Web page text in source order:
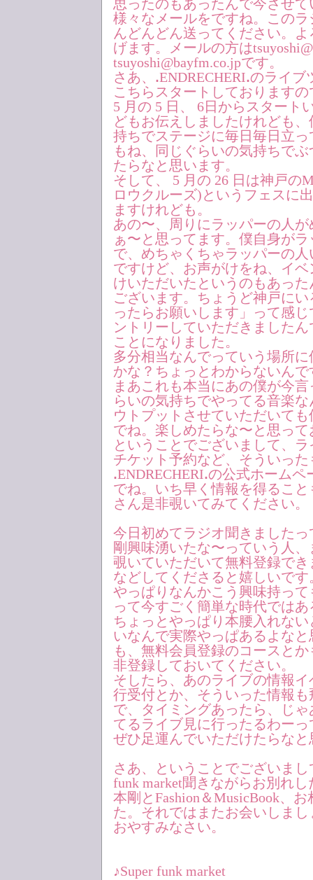
思ったのもあったんで今させ
様々なメールをですね。この
んどんどん送ってください。
げます。メールの方は
tsuyoshi@bayfm.co.jpです。
さあ、ꓸENDRECHERIꓸのライ
こちらスタートしておりますの
5 月の 5 日、 6日からスタート
どもお伝えしましたけれども
持ちでステージに毎日毎日立
もね、同じぐらいの気持ちで
たらなと思います。
そして、 5 月の 26 日は神戸の
ロウクルーズ)というフェスに
ますけれども。
あの〜、周りにラッパーの人
ぁ〜と思ってます。僕自身が
で、めちゃくちゃラッパーの
ですけど、お声がけをね、イ
けいただいたというのもあっ
ございます。ちょうど神戸に
ったらお願いします」って感
ントリーしていただきました
ことになりました。
多分相当なんでっていう場所
かな？ちょっとわからないん
まあこれも本当にあの僕が今
らいの気持ちでやってる音楽
ウトプットさせていただいて
でね。楽しめたらな〜と思っ
ということでございまして、
チケット予約など、そういっ
ꓸENDRECHERIꓸの公式ホーム
でね。いち早く情報を得るこ
さん是非覗いてみてください。
今日初めてラジオ聞きました
剛興味湧いたな〜っていう人
覗いていただいて無料登録で
などしてくださると嬉しいです
やっぱりなんかこう興味持っ
って今すごく簡単な時代では
ちょっとやっぱり本腰入れな
いなんで実際やっぱあるよな
も、無料会員登録のコースと
非登録しておいてください。
そしたら、あのライブの情報
行受付とか、そういった情報
で、タイミングあったら、じ
てるライブ見に行ったるわー
ぜひ足運んでいただけたらな
さあ、ということでございまし
funk market聞きながらお別れ
本剛とFashion＆MusicBook、
た。それではまたお会いしまし
おやすみなさい。
♪Super funk market